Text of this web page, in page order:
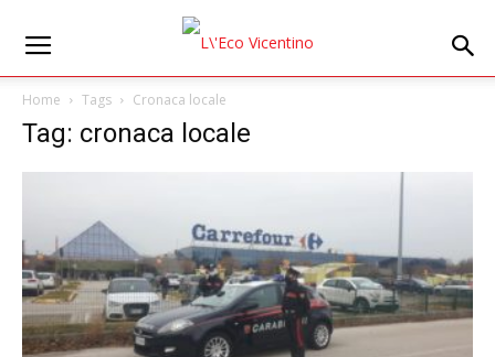
Home Tags Cronaca locale
Tag: cronaca locale